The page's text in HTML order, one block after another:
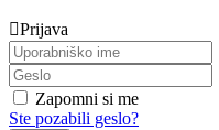
Prijava
Zapomni si me
Ste pozabili geslo?